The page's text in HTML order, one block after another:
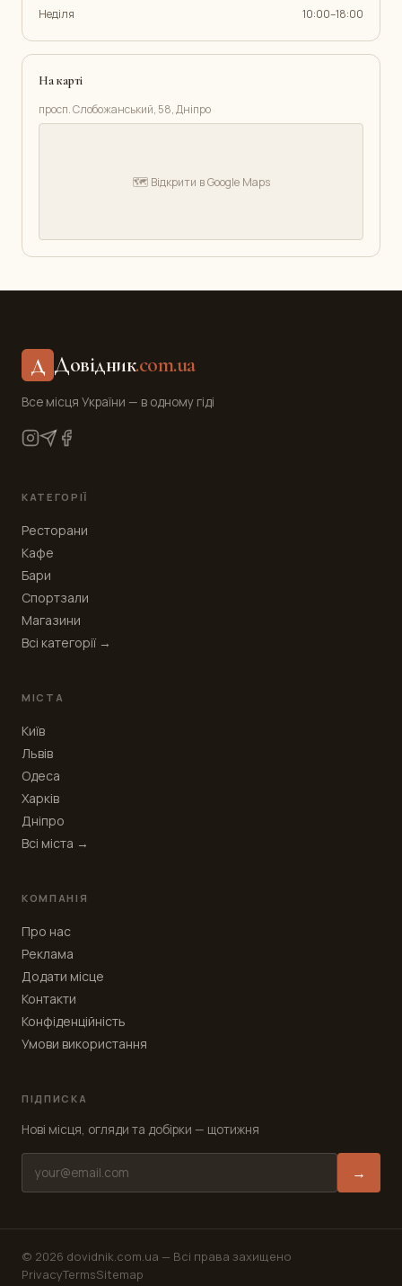
Неділя
10:00–18:00
На карті
просп. Слобожанський, 58, Дніпро
🗺️ Відкрити в Google Maps
Д Довідник.com.ua
Все місця України — в одному гіді
КАТЕГОРІЇ
Ресторани
Кафе
Бари
Спортзали
Магазини
Всі категорії →
МІСТА
Київ
Львів
Одеса
Харків
Дніпро
Всі міста →
КОМПАНІЯ
Про нас
Реклама
Додати місце
Контакти
Конфіденційність
Умови використання
ПІДПИСКА
Нові місця, огляди та добірки — щотижня
→
© 2026 dovidnik.com.ua — Всі права захищено
PrivacyTermsSitemap